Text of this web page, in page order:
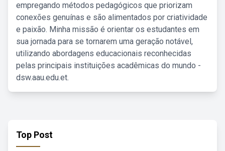
empregando métodos pedagógicos que priorizam
conexões genuínas e são alimentados por criatividade
e paixão. Minha missão é orientar os estudantes em
sua jornada para se tornarem uma geração notável,
utilizando abordagens educacionais reconhecidas
pelas principais instituições acadêmicas do mundo -
dsw.aau.edu.et.
Top Post